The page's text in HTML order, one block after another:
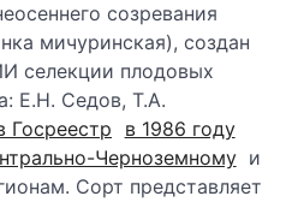
созревания
мичуринская), создан
селекции плодовых
Е.Н. Седов, Т.А.
Госреестр
в 1986 году
Черноземному и
Сорт представляет